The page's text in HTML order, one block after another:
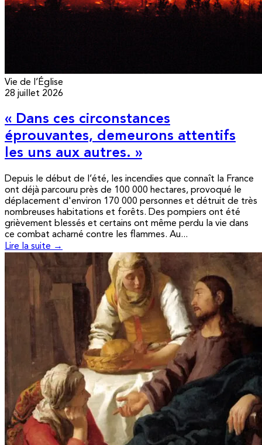
Vie de l’Église
28 juillet 2026
« Dans ces circonstances
éprouvantes, demeurons attentifs
les uns aux autres. »
Depuis le début de l’été, les incendies que connaît la France
ont déjà parcouru près de 100 000 hectares, provoqué le
déplacement d'environ 170 000 personnes et détruit de très
nombreuses habitations et forêts. Des pompiers ont été
grièvement blessés et certains ont même perdu la vie dans
ce combat acharné contre les flammes. Au...
Lire la suite →